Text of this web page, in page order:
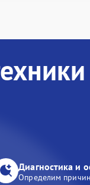
Диагностика и
Определим